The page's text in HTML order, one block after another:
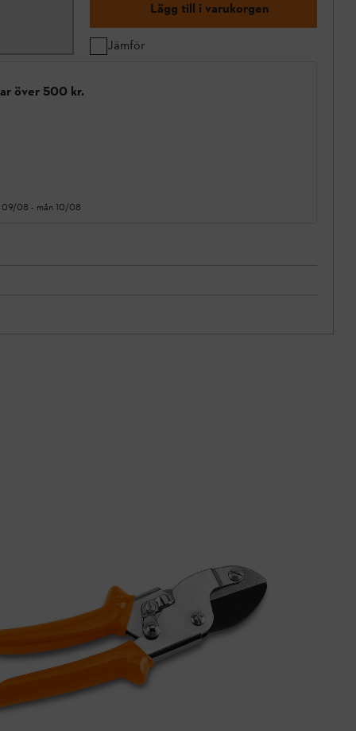
Lägg till i varukorgen
Jämför
över 500 kr.
09/08 - mån 10/08